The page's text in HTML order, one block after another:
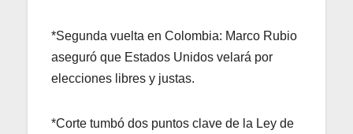
*Segunda vuelta en Colombia: Marco Rubio
aseguró que Estados Unidos velará por
elecciones libres y justas.
*Corte tumbó dos puntos clave de la Ley de